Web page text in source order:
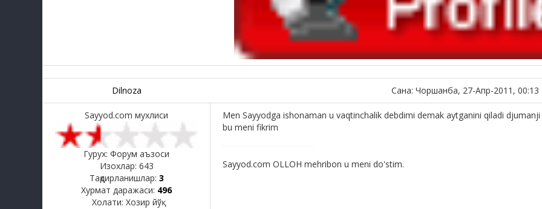
Dilnoza Сана: Чоршанба, 27-Апр-2011,
Sayyod.com мухлиси
Гурух: Форум аъзоси
Изохлар: 643
Тақдирланишлар: 3
Хурмат даражаси: 496
Холати: Хозир йўқ
Men Sayyodga ishonaman u vaqtinchalik debdimi demak aytganini qiladi
bu meni fikrim
Sayyod.com OLLOH mehribon u meni do'stim.